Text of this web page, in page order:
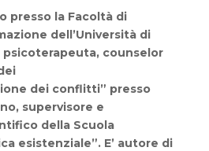
presso la Facoltà di
dell’Università di
psicoterapeuta, counselor
dei conflitti” presso
supervisore e
della Scuola
esistenziale”. E’ autore di